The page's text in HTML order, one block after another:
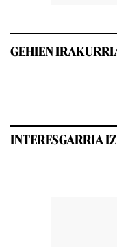
GEHIEN
INTERESGARRIA